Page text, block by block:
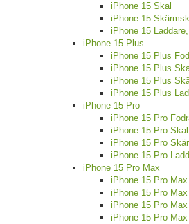
iPhone 15 Skal
iPhone 15
iPhone 15
iPhone 15 Plus
iPhone 15 Plus
iPhone 15 Plus
iPhone 15 Plus
iPhone 15 Plus
iPhone 15 Pro
iPhone 15 Pro
iPhone 15 Pro Skal
iPhone 15 Pro
iPhone 15 Pro
iPhone 15 Pro Max
iPhone 15 Pro Max
iPhone 15 Pro Max
iPhone 15 Pro
iPhone 15 Pro